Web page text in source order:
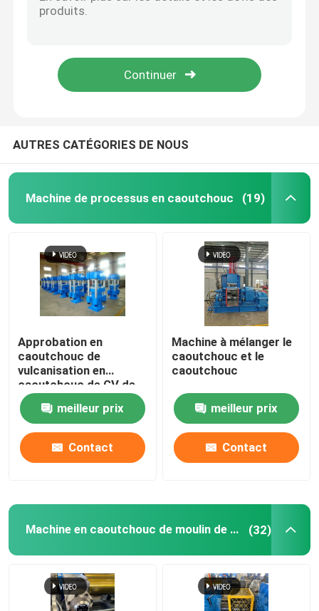
Chaîne de production en caoutchouc de poudre
Mélangeur en caoutchouc de Banbury
Ligne en caoutchouc reprise de feuille
Ligne de recyclage du plastique
balle de tennis faisant la machine
Broyeur en caoutchouc Machine
Groupe outre de la machine de refroidissement en
Machine en caoutchouc de calendrier
extrudeuse à double vis
AUTRES CATÉGORIES DE NOUS
Machine de processus en caoutchouc (19)
Approbation en
caoutchouc de
vulcanisation en
caoutchouc de GV de
Toy Making Machine de
presse de PLC
meilleur prix
Contact
Machine à mélanger le
caoutchouc et le
caoutchouc
meilleur prix
Contact
Machine en caoutchouc de moulin de mélange (32)